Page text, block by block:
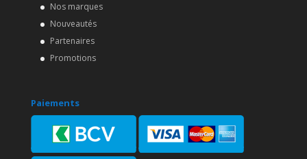
Nos marques
Nouveautés
Partenaires
Promotions
Paiements